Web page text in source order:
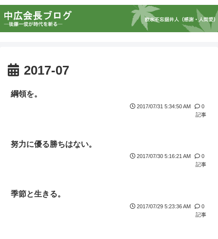
2017-07
綱領を。
2017/07/31 5:34:50 AM
0
記事
努力に優る勝ちはない。
2017/07/30 5:16:21 AM
0
記事
季節と生きる。
2017/07/29 5:23:36 AM
0
記事